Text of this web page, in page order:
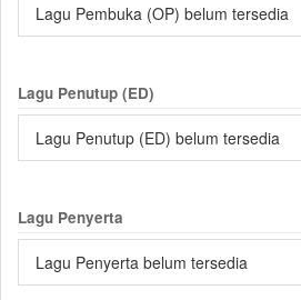
Lagu Pembuka (OP) belum tersedia
Lagu Penutup (ED)
Lagu Penutup (ED) belum tersedia
Lagu Penyerta
Lagu Penyerta belum tersedia